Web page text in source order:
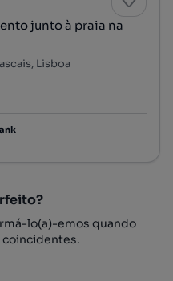
junto à praia na
Lisboa
lo(a)-emos quando
coincidentes.